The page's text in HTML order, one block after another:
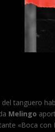
tanguero
Melingo
«Boca